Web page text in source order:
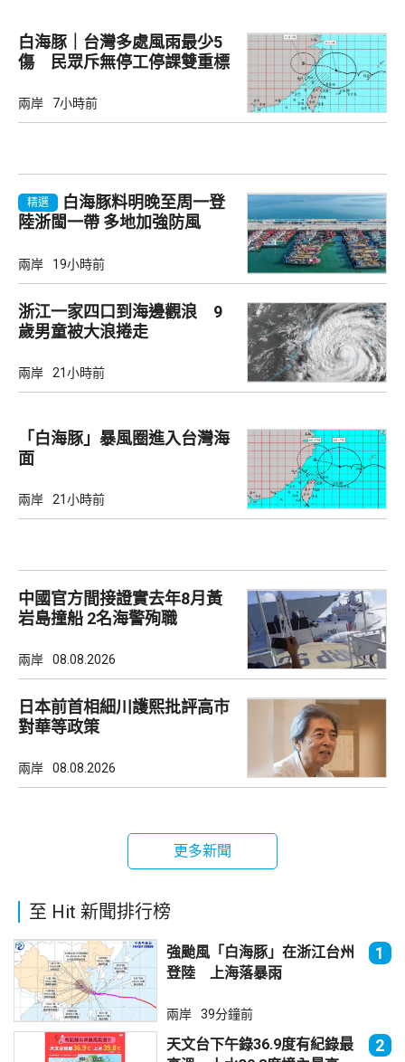
白海豚｜台灣多處風雨最少5
傷 民眾斥無停工停課雙重標
兩岸 7小時前
精選
白海豚料明晚至周一登
陸浙閩一帶 多地加強防風
兩岸 19小時前
浙江一家四口到海邊觀浪 9
歲男童被大浪捲走
兩岸 21小時前
「白海豚」暴風圈進入台灣海
面
兩岸 21小時前
中國官方間接證實去年8月黃
岩島撞船 2名海警殉職
兩岸 08.08.2026
日本前首相細川護熙批評高市
對華等政策
兩岸 08.08.2026
更多新聞
至 Hit 新聞排行榜
強颱風「白海豚」在浙江台州
登陸 上海落暴雨
1
兩岸 39分鐘前
天文台下午錄36.9度有紀錄最
2